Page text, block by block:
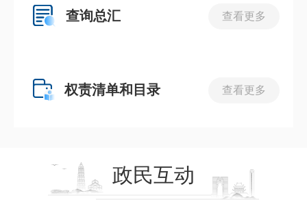
查询总汇 查看更多
权责清单和目录 查看更多
政民互动